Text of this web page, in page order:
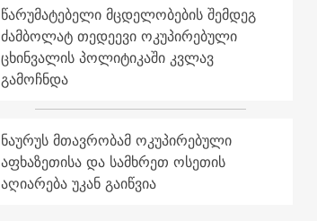
წარუმატებელი მცდელობების შემდეგ
ძამბოლატ თედეევი ოკუპირებული
ცხინვალის პოლიტიკაში კვლავ
გამოჩნდა
ნაურუს მთავრობამ ოკუპირებული
აფხაზეთისა და სამხრეთ ოსეთის
აღიარება უკან გაიწვია